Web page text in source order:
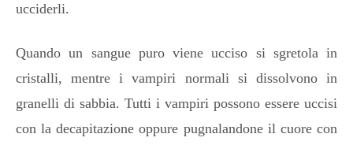
ucciderli.
Quando un sangue puro viene ucciso si sgretola in
cristalli, mentre i vampiri normali si dissolvono in
granelli di sabbia. Tutti i vampiri possono essere uccisi
con la decapitazione oppure pugnalandone il cuore con